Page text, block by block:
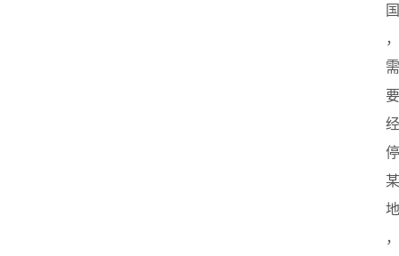
国
，
需
要
经
停
某
地
，